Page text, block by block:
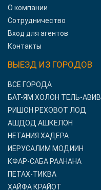
О компании
Сотрудничество
Вход для агентов
Контакты
ВЫЕЗД ИЗ ГОРОДОВ
ВСЕ ГОРОДА
БАТ-ЯМ ХОЛОН ТЕЛЬ-АВИВ
РИШОН РЕХОВОТ ЛОД
АШДОД АШКЕЛОН
НЕТАНИЯ ХАДЕРА
ИЕРУСАЛИМ МОДИИН
КФАР-САБА РААНАНА
ПЕТАХ-ТИКВА
ХАЙФА КРАЙОТ